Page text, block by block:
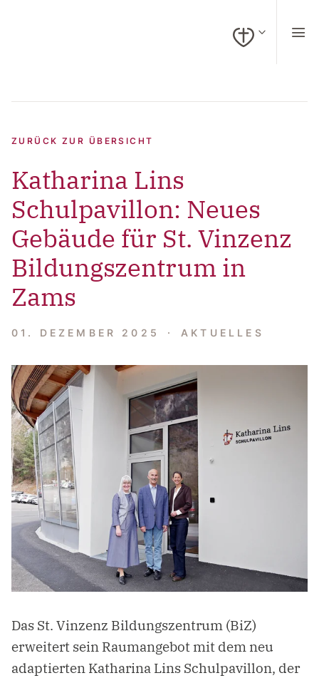
ZURÜCK ZUR ÜBERSICHT
Katharina Lins
Schulpavillon: Neues
Gebäude für St. Vinzenz
Bildungszentrum in
Zams
01. DEZEMBER 2025 AKTUELLES
Das St. Vinzenz Bildungszentrum (BiZ)
erweitert sein Raumangebot mit dem neu
adaptierten Katharina Lins Schulpavillon, der